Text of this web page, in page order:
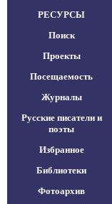
РЕСУРСЫ
Поиск
Проекты
Посещаемость
Журналы
Русские писатели и
поэты
Избранное
Библиотеки
Фотоархив